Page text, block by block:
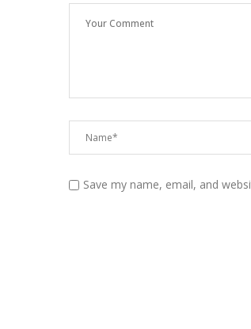
Save my name, email, and